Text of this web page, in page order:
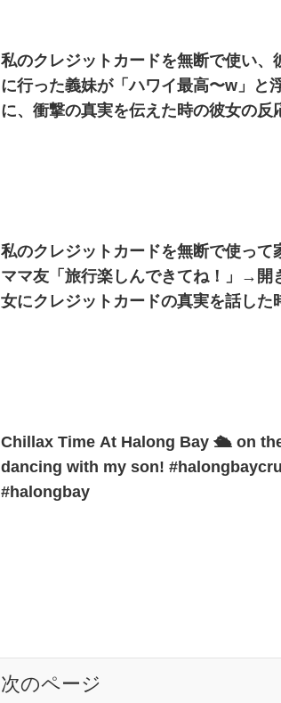
私のクレジットカードを無断で使い、
に行った義妹が「ハワイ最高〜w」と
に、衝撃の真実を伝えた時の彼女の反
私のクレジットカードを無断で使って
ママ友「旅行楽しんできてね！」→開
女にクレジットカードの真実を話した
Chillax Time At Halong Bay 🛳 on
dancing with my son!
#halongbay
次のページ